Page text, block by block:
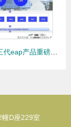
D座229室